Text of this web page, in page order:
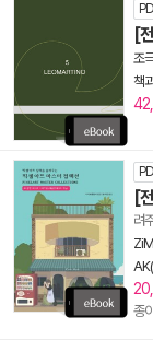
[
조
책
[
려
종